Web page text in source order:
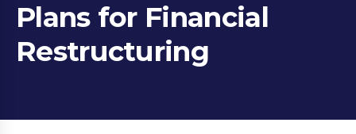
Plans for Financial
Restructuring